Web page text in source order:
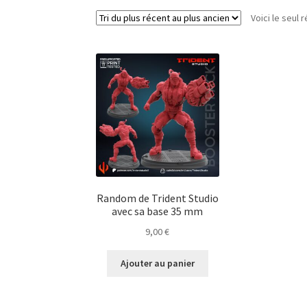
Voici le seul
Random de Trident Studio
avec sa base 35 mm
9,00€
Ajouter au panier